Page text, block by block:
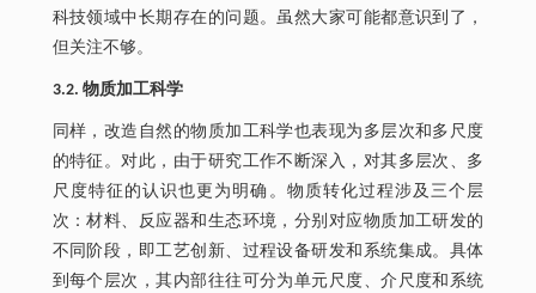
科技领域中长期存在的问题。虽然大家可能都意识到了，
但关注不够。
3.2. 物质加工科学
同样，改造自然的物质加工科学也表现为多层次和多尺度
的特征。对此，由于研究工作不断深入，对其多层次、多
尺度特征的认识也更为明确。物质转化过程涉及三个层
次：材料、反应器和生态环境，分别对应物质加工研发的
不同阶段，即工艺创新、过程设备研发和系统集成。具体
到每个层次，其内部往往可分为单元尺度、介尺度和系统